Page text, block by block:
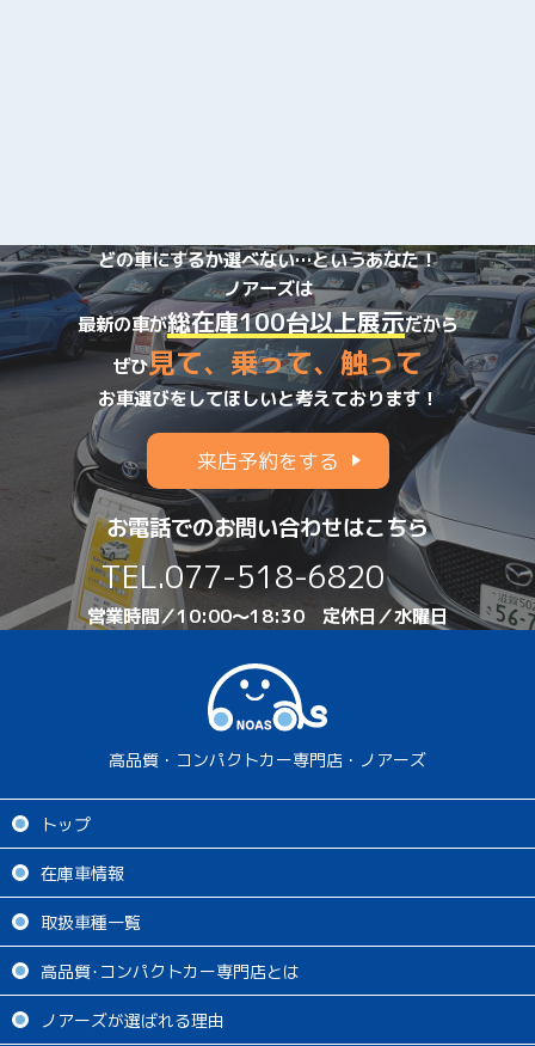
※4日(水)も営業しております。
☆2022年お盆営業のお知らせ☆
8月15日～8月17日まで休業させて頂きます。
8月18日より通常営業させて頂きますので宜しくお願い致しま
☆2022年ゴールデンウィーク営業のお知らせ☆
5月3日～5月5日まで休業させて頂きます。
5月6日より通常営業させて頂きますので宜しくお願い致しま
☆年末年始のお知らせ☆
2022年12月27日(月)～2021年1月2日(日)まで休業させて頂き
1月3日より新春初売りを開催致します！
みなさまのご来店を心よりお待ちしております!!
どの車にするか選べない…というあなた！
ノアーズは
最新の車が総在庫100台以上展示だから
ぜひ見て、乗って、触って
お車選びをしてほしいと考えております！
来店予約をする
お電話でのお問い合わせはこちら
TEL.077-518-6820
営業時間／10:00～18:30 定休日／水曜日
高品質・コンパクトカー専門店・ノアーズ
トップ
在庫車情報
取扱車種一覧
高品質･コンパクトカー専門店とは
ノアーズが選ばれる理由